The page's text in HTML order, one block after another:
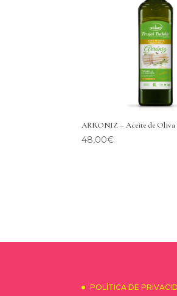
ARRONIZ – Aceite de Oliva
48,00€
POLÍTICA DE